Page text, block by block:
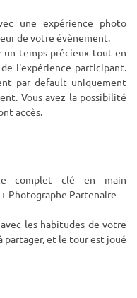
une expérience photo
de votre évènement.
un temps précieux tout en
l'expérience participant.
par default uniquement
Vous avez la possibilité
accès.
complet clé en main
Photographe Partenaire
les habitudes de votre
partager, et le tour est joué